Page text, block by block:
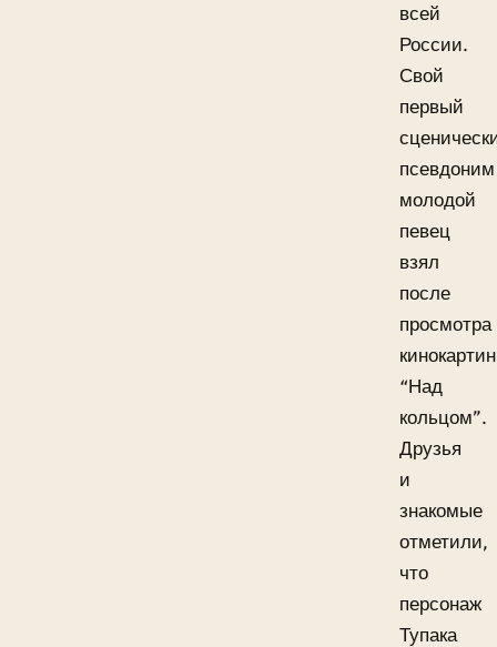
всей
России.
Свой
первый
псевдоним
молодой
певец
взял
после
просмотра
“Над
кольцом”.
Друзья
и
знакомые
отметили,
что
персонаж
Тупака